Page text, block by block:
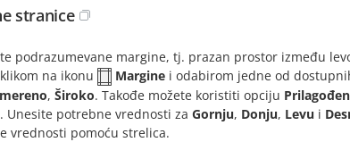
stranice
podrazumevane margine, tj. prazan prostor između
na ikonu
Margine i odabirom jedne od
, Široko. Takođe možete koristiti opciju
Unesite potrebne vrednosti za Gornju, Donju, Levu i
vrednosti pomoću strelica.